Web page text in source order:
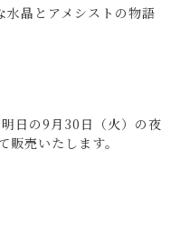
晶とアメシストの物語
日の9月30日（火）の夜
売いたします。